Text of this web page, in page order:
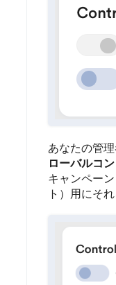
あなたの管
ローバルコ
キャンペー
ト）用にそ